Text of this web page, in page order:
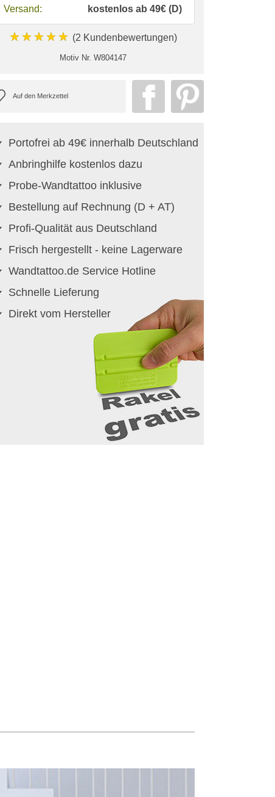
Versand:
kostenlos ab 49€ (D)
★★★★★ (2 Kundenbewertungen)
Motiv Nr. W804147
Portofrei ab 49€ innerhalb Deutschland
Anbringhilfe kostenlos dazu
Probe-Wandtattoo inklusive
Bestellung auf Rechnung (D + AT)
Profi-Qualität aus Deutschland
Frisch hergestellt - keine Lagerware
Wandtattoo.de Service Hotline
Schnelle Lieferung
Direkt vom Hersteller